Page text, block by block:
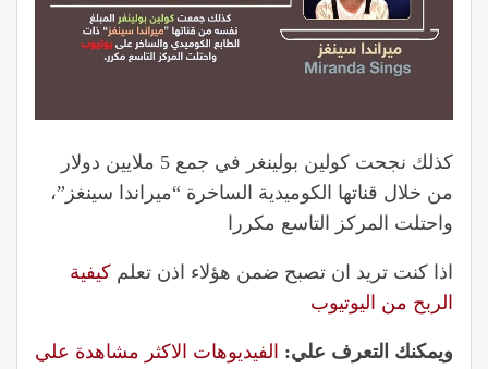
كذلك نجحت كولين بولينغر في جمع 5 ملايين دولار
من خلال قناتها الكوميدية الساخرة “ميراندا سينغز”،
واحتلت المركز التاسع مكررا
اذا كنت تريد ان تصبح ضمن هؤلاء اذن تعلم كيفية
الربح من اليوتيوب
ويمكنك التعرف علي: الفيديوهات الاكثر مشاهدة علي